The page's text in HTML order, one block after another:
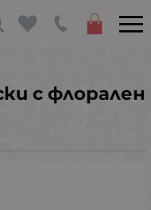
с флорален